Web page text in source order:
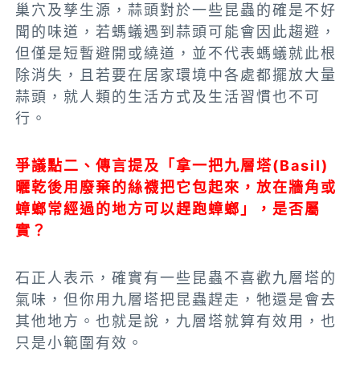
巢穴及孳生源，蒜頭對於一些昆蟲的確是不好
聞的味道，若螞蟻遇到蒜頭可能會因此趨避，
但僅是短暫避開或繞道，並不代表螞蟻就此根
除消失，且若要在居家環境中各處都擺放大量
蒜頭，就人類的生活方式及生活習慣也不可
行。
爭議點二、傳言提及「拿一把九層塔(Basil)
曬乾後用廢棄的絲襪把它包起來，放在牆角或
蟑螂常經過的地方可以趕跑蟑螂」，是否屬
實？
石正人表示，確實有一些昆蟲不喜歡九層塔的
氣味，但你用九層塔把昆蟲趕走，牠還是會去
其他地方。也就是說，九層塔就算有效用，也
只是小範圍有效。